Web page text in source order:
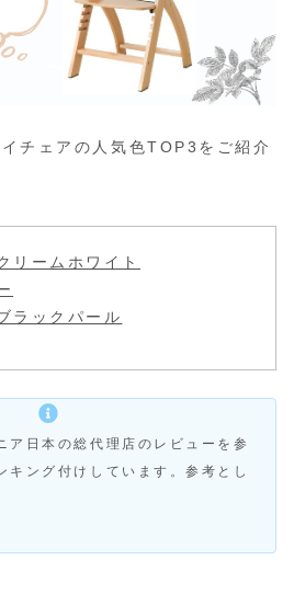
チェアの人気色TOP3をご紹介
リームホワイト
ラックパール
ア日本の総代理店のレビューを参
キング付けしています。参考とし